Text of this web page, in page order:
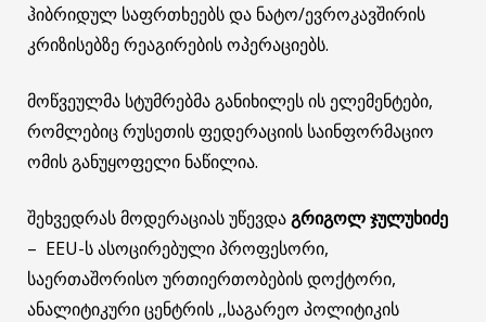
ჰიბრიდულ საფრთხეებს და ნატო/ევროკავშირის
კრიზისებზე რეაგირების ოპერაციებს.
მოწვეულმა სტუმრებმა განიხილეს ის ელემენტები,
რომლებიც რუსეთის ფედერაციის საინფორმაციო
ომის განუყოფელი ნაწილია.
შეხვედრას მოდერაციას უწევდაგრიგოლ ჯულუხიძე
– EEU-ს ასოცირებული პროფესორი,
საერთაშორისო ურთიერთობების დოქტორი,
ანალიტიკური ცენტრის ,,საგარეო პოლიტიკის